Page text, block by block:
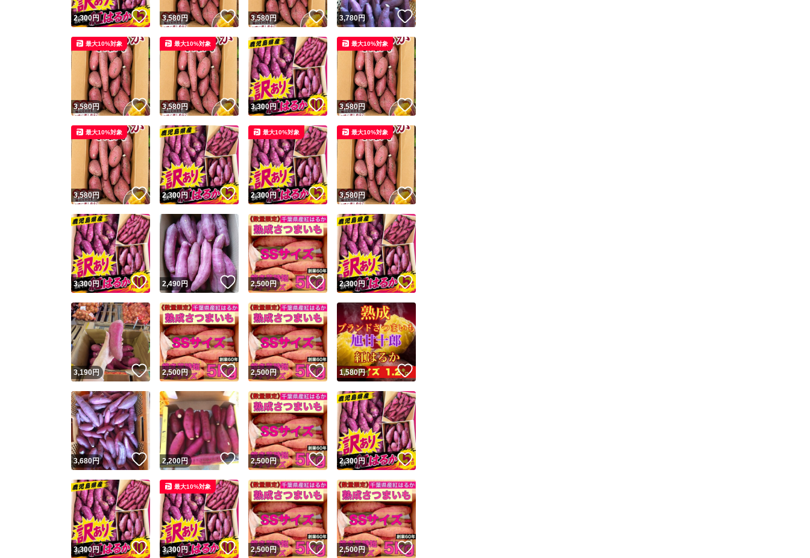
ユーザーの実績について
Yahoo!フリマが定めた一定の基準を満たしたユーザーにバッジを付与しています
安心取引出品者
安心取引出品者 Yahoo!フリマの基準をクリアした安心・安全なユーザーです
取引実績
取引実績◯+ このユーザーはYahoo!フリマの取引を完了させた実績があります
他フリマ実績◯+ このユーザーは他フリマサービスでの取引実績があります
スピード&安心発送
※このバッジは実績に基づく表示であり、発送を保証しているものではありません
スピード＆安心発送
このユーザーは高頻度で24時間以内＆設定した発送日数内に発送してい
ます
スピード発送 このユーザーは高頻度で24時間以内に発送しています
安心発送 このユーザーは設定した発送日数内に発送しています
この商品の情報をコピーします
商品画像の無断転載は禁止されています
コピーは1商品につき1回です
出品ページへ
キャンセル
2,300円 いいね！
3,580円 いいね！
3,580円 いいね！
3,780円 いいね！
3,580円 いいね！
最大10%対象
3,580円 いいね！
最大10%対象
3,300円 いいね！
3,580円 いいね！
最大10%対象
3,580円 いいね！
最大10%対象
2,300円 いいね！
2,300円 いいね！
最大10%対象
3,580円 いいね！
最大10%対象
3,300円 いいね！
2,490円 いいね！
2,500円 いいね！
2,300円 いいね！
3,190円 いいね！
2,500円 いいね！
2,500円 いいね！
1,580円
3,680円 いいね！
2,200円 いいね！
2,500円 いいね！
2,300円 いいね！
3,300円 いいね！
3,300円 いいね！
最大10%対象
2,500円 いいね！
2,500円 いいね！